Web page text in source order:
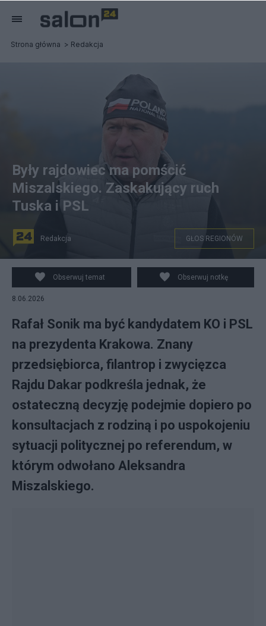
Strona główna Redakcja
Były rajdowiec ma pomścić
Miszalskiego. Zaskakujący ruch
Tuska i PSL
Redakcja GŁOS REGIONÓW
Obserwuj temat Obserwuj notkę
8.06.2026
Rafał Sonik ma być kandydatem KO i PSL
na prezydenta Krakowa. Znany
przedsiębiorca, filantrop i zwycięzca
Rajdu Dakar podkreśla jednak, że
ostateczną decyzję podejmie dopiero po
konsultacjach z rodziną i po uspokojeniu
sytuacji politycznej po referendum, w
którym odwołano Aleksandra
Miszalskiego.